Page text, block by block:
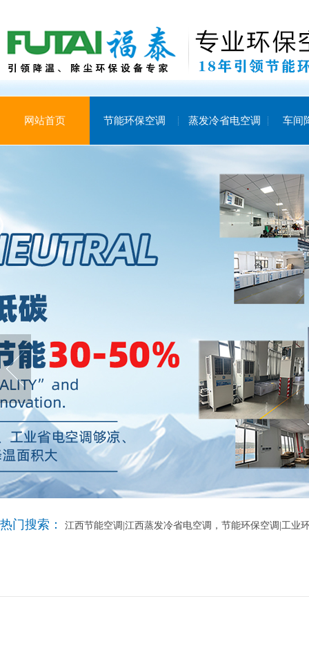
网站首页 节能环保空调 蒸发冷省电空调 车间
热门搜索： 江西节能空调|江西蒸发冷省电空调，节能环保空调|工业